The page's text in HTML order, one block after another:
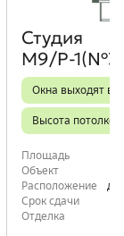
Студия
М9/Р-
Окна выходят во
Высота
Площадь
Объект
Расположение
Срок сдачи
Отделка